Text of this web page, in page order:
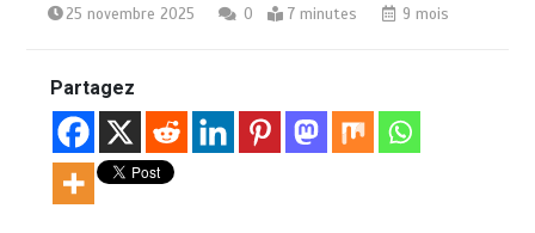
25 novembre 2025 0 7 minutes 9 mois
Partagez